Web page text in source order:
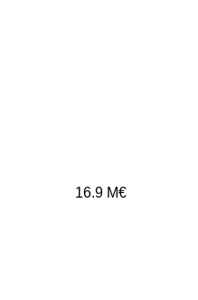
16.9 M€